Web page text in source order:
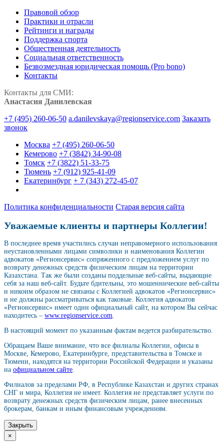
Правовой обзор
Практики и отрасли
Рейтинги и награды
Поддержка спорта
Общественная деятельность
Социальная ответственность
Безвозмездная юридическая помощь (Pro bono)
Контакты
Контакты для СМИ:
Анастасия Данилевская
+7 (495) 260-06-50 a.danilevskaya@regionservice.com Заказать
звонок
Москва +7 (495) 260-06-50
Кемерово +7 (3842) 34-90-08
Томск +7 (3822) 51-33-75
Тюмень +7 (912) 925-41-09
Екатеринбург + 7 (343) 272-45-07
Политика конфиденциальности Старая версия сайта
Уважаемые клиенты и партнеры Коллегии!
В последнее время участились случаи неправомерного использования
неустановленными лицами символики и наименования Коллегии
адвокатов «Регионсервис» сопряженного с предложением услуг по
возврату денежных средств физическим лицам на территории
Казахстана. Так же были созданы поддельные веб-сайты, выдающие
себя за наш веб-сайт. Будьте бдительны, это мошеннические веб-сайты
и никоим образом не связаны с Коллегией адвокатов «Регионсервис»
и не должны рассматриваться как таковые. Коллегия адвокатов
«Регионсервис» имеет один официальный сайт, на котором Вы сейчас
находитесь – www.regionservice.com
В настоящий момент по указанным фактам ведется разбирательство.
Обращаем Ваше внимание, что все филиалы Коллегии, офисы в
Москве, Кемерово, Екатеринбурге, представительства в Томске и
Тюмени, находятся на территории Российской Федерации и указаны
на официальном сайте
Филиалов за пределами РФ, в Республике Казахстан и других странах
СНГ и мира, Коллегия не имеет. Коллегия не представляет услуги по
возврату денежных средств физическим лицам, ранее внесенных
брокерам, банкам и иным финансовым учреждениям.
Закрыть
×